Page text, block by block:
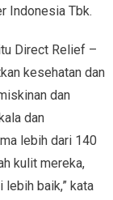
Indonesia Tbk.
Direct Relief –
kesehatan dan
dan
dan
lebih dari 140
kulit mereka,
baik,” kata